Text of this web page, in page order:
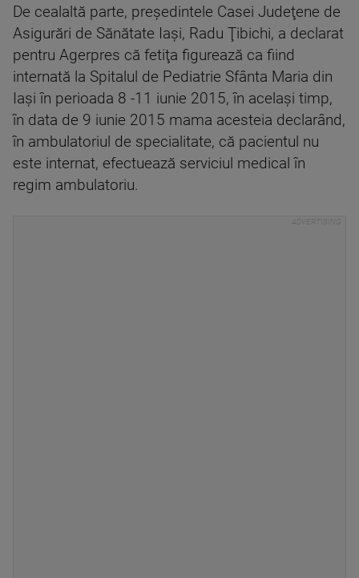
De cealaltă parte, preşedintele Casei Judeţene de
Asigurări de Sănătate Iaşi, Radu Ţibichi, a declarat
pentru Agerpres că fetiţa figurează ca fiind
internată la Spitalul de Pediatrie Sfânta Maria din
Iaşi în perioada 8 -11 iunie 2015, în acelaşi timp,
în data de 9 iunie 2015 mama acesteia declarând,
în ambulatoriul de specialitate, că pacientul nu
este internat, efectuează serviciul medical în
regim ambulatoriu.